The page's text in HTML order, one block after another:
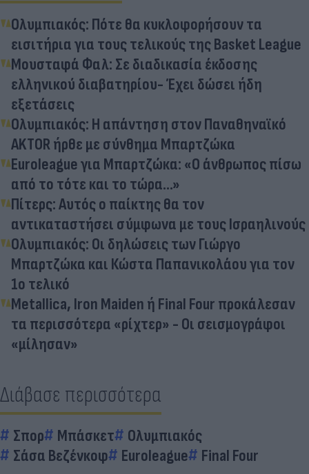
Ολυμπιακός: Πότε θα κυκλοφορήσουν τα
εισιτήρια για τους τελικούς της Basket League
Μουσταφά Φαλ: Σε διαδικασία έκδοσης
ελληνικού διαβατηρίου- Έχει δώσει ήδη
εξετάσεις
Ολυμπιακός: Η απάντηση στον Παναθηναϊκό
AKTOR ήρθε με σύνθημα Μπαρτζώκα
Euroleague για Μπαρτζώκα: «Ο άνθρωπος πίσω
από το τότε και το τώρα...»
Πίτερς: Αυτός ο παίκτης θα τον
αντικαταστήσει σύμφωνα με τους Ισραηλινούς
Ολυμπιακός: Οι δηλώσεις των Γιώργο
Μπαρτζώκα και Κώστα Παπανικολάου για τον
1ο τελικό
Metallica, Iron Maiden ή Final Four προκάλεσαν
τα περισσότερα «ρίχτερ» - Οι σεισμογράφοι
«μίλησαν»
Διάβασε περισσότερα
Σπορ Μπάσκετ
Ολυμπιακός
Σάσα Βεζένκοφ
Euroleague Final Four